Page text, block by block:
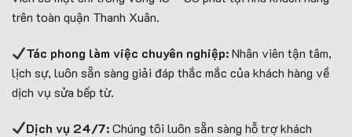
trên toàn quận Thanh Xuân.
Tác phong làm việc chuyên nghiệp:Nhân viên tận tâm,
lịch sự, luôn sẵn sàng giải đáp thắc mắc của khách hàng về
dịch vụ sửa bếp từ.
Dịch vụ 24/7:Chúng tôi luôn sẵn sàng hỗ trợ khách